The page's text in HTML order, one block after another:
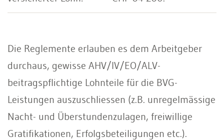
Die Reglemente erlauben es dem Arbeitgeber
durchaus, gewisse AHV/IV/EO/ALV-
beitragspflichtige Lohnteile für die BVG-
Leistungen auszuschliessen (z.B. unregelmässige
Nacht- und Überstundenzulagen, freiwillige
Gratifikationen, Erfolgsbeteiligungen etc.).